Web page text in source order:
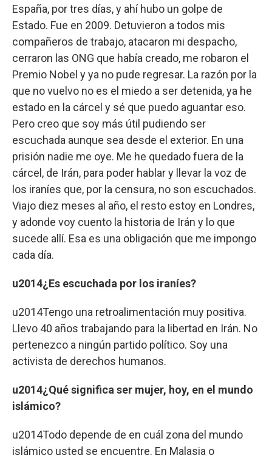
España, por tres días, y ahí hubo un golpe de
Estado. Fue en 2009. Detuvieron a todos mis
compañeros de trabajo, atacaron mi despacho,
cerraron las ONG que había creado, me robaron el
Premio Nobel y ya no pude regresar. La razón por la
que no vuelvo no es el miedo a ser detenida, ya he
estado en la cárcel y sé que puedo aguantar eso.
Pero creo que soy más útil pudiendo ser
escuchada aunque sea desde el exterior. En una
prisión nadie me oye. Me he quedado fuera de la
cárcel, de Irán, para poder hablar y llevar la voz de
los iraníes que, por la censura, no son escuchados.
Viajo diez meses al año, el resto estoy en Londres,
y adonde voy cuento la historia de Irán y lo que
sucede allí. Esa es una obligación que me impongo
cada día.
u2014¿Es escuchada por los iraníes?
u2014Tengo una retroalimentación muy positiva.
Llevo 40 años trabajando para la libertad en Irán. No
pertenezco a ningún partido político. Soy una
activista de derechos humanos.
u2014¿Qué significa ser mujer, hoy, en el mundo
islámico?
u2014Todo depende de en cuál zona del mundo
islámico usted se encuentre. En Malasia o